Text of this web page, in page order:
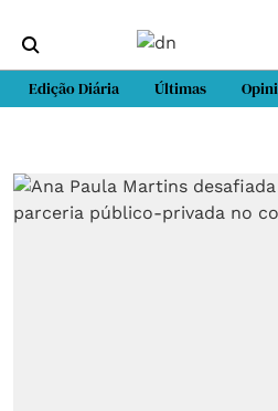
Edição Diária Últimas